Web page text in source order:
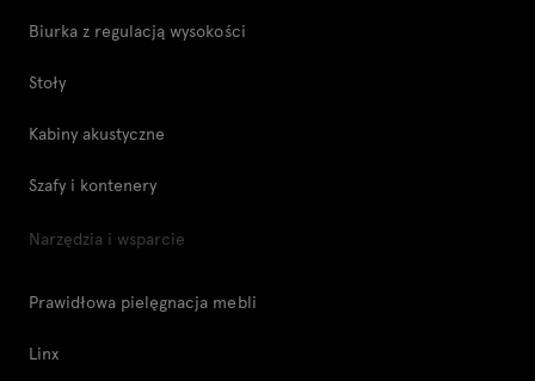
Biurka z regulacją wysokości
Stoły
Kabiny akustyczne
Szafy i kontenery
Narzędzia i wsparcie
Prawidłowa pielęgnacja mebli
Linx